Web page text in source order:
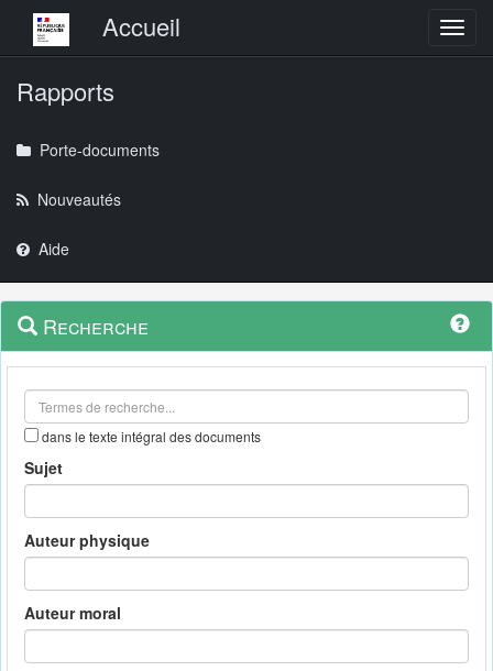
Menu principalAccueil
Rapports
Porte-documents
Nouveautés
Aide
Navigation
outils
Menu
contextuel
Recherche
dans le texte intégral des documents
Sujet
Auteur physique
Auteur moral